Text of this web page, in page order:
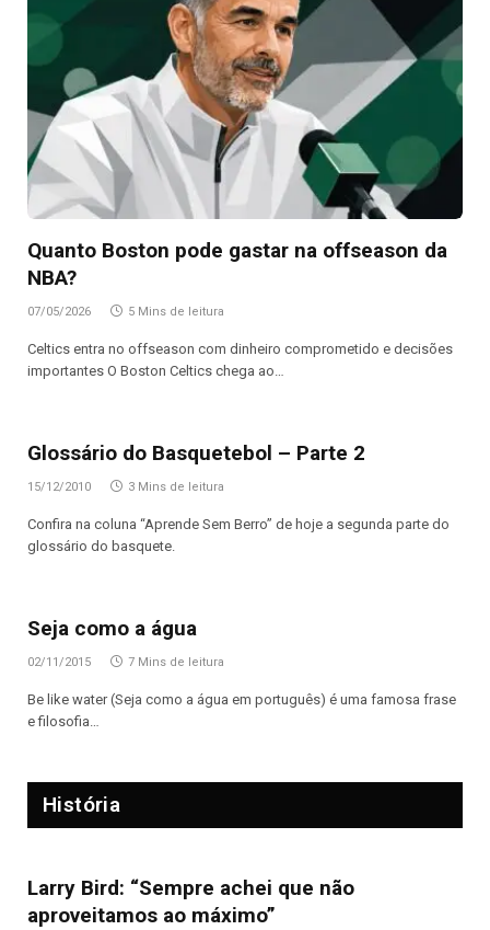
Quanto Boston pode gastar na offseason da
NBA?
07/05/2026 5 Mins de leitura
Celtics entra no offseason com dinheiro comprometido e decisões
importantes O Boston Celtics chega ao…
Glossário do Basquetebol – Parte 2
15/12/2010 3 Mins de leitura
Confira na coluna “Aprende Sem Berro” de hoje a segunda parte do
glossário do basquete.
Seja como a água
02/11/2015 7 Mins de leitura
Be like water (Seja como a água em português) é uma famosa frase
e filosofia…
História
Larry Bird: “Sempre achei que não
aproveitamos ao máximo”